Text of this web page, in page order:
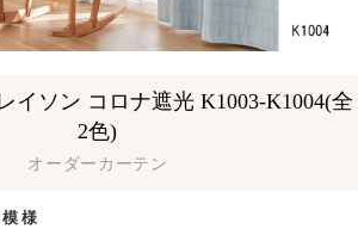
様
オーダーカーテン
イソン コロナ遮光 K1003-K1004(全
2色)